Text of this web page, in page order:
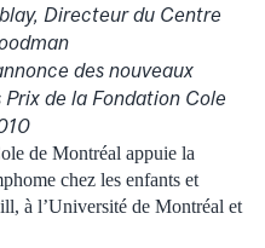
Directeur du Centre
des nouveaux
de la Fondation Cole
de Montréal appuie la
chez les enfants et
à l’Université de Montréal et